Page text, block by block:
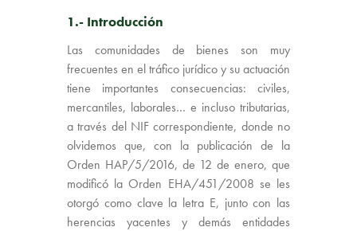
1.- Introducción
Las comunidades de bienes son muy
frecuentes en el tráfico jurídico y su actuación
tiene importantes consecuencias: civiles,
mercantiles, laborales… e incluso tributarias,
a través del NIF correspondiente, donde no
olvidemos que, con la publicación de la
Orden HAP/5/2016, de 12 de enero, que
modificó la Orden EHA/451/2008 se les
otorgó como clave la letra E, junto con las
herencias yacentes y demás entidades